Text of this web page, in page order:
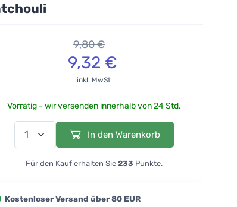
9,80 €
9,32 €
inkl. MwSt
Vorrätig - wir versenden innerhalb von 24 Std.
In den Warenkorb
Für den Kauf erhalten Sie 233 Punkte.
Kostenloser Versand über 80 EUR